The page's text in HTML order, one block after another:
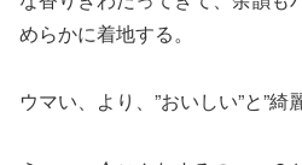
めらかに着地する。
ウマい、より、”おいしい”と”綺